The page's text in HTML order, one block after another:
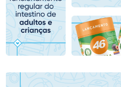
Comprar sem Desconto
Por R$ 79,19/cada
Comprar sem Desconto
Por R$ 79,19/cada